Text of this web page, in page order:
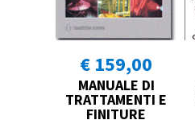
€ 159,00
MANUALE DI
TRATTAMENTI E
FINITURE